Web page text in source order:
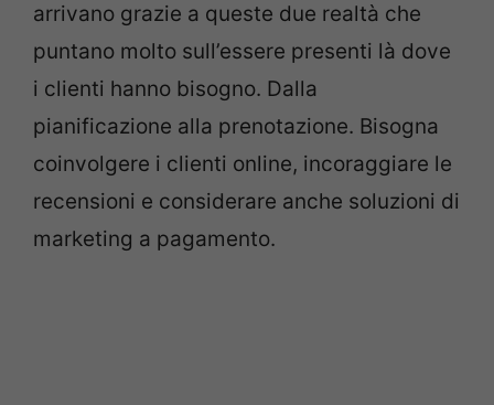
arrivano grazie a queste due realtà che
puntano molto sull’essere presenti là dove
i clienti hanno bisogno. Dalla
pianificazione alla prenotazione. Bisogna
coinvolgere i clienti online, incoraggiare le
recensioni e considerare anche soluzioni di
marketing a pagamento.